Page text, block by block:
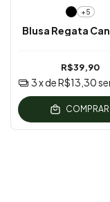
+5
Blusa Regata
R$39,90
3x deR$13,30
COMPRAR